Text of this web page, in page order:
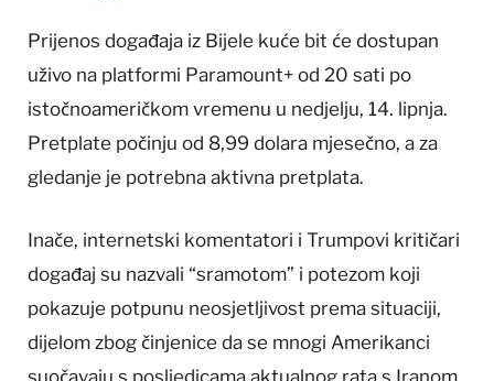
Prijenos događaja iz Bijele kuće bit će dostupan
uživo na platformi Paramount+ od 20 sati po
istočnoameričkom vremenu u nedjelju, 14. lipnja.
Pretplate počinju od 8,99 dolara mjesečno, a za
gledanje je potrebna aktivna pretplata.
Inače, internetski komentatori i Trumpovi kritičari
događaj su nazvali “sramotom” i potezom koji
pokazuje potpunu neosjetljivost prema situaciji,
dijelom zbog činjenice da se mnogi Amerikanci